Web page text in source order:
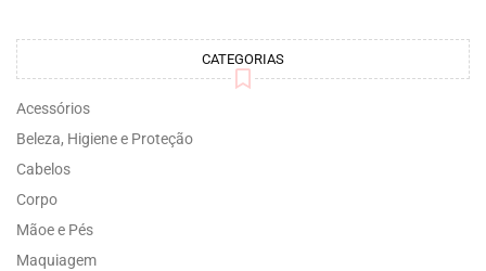
CATEGORIAS
Acessórios
Beleza, Higiene e Proteção
Cabelos
Corpo
Mãoe e Pés
Maquiagem